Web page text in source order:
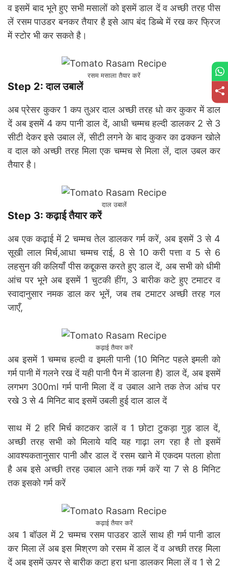
व इसमें बाद भूने हुए सभी मसालों को इसमें डाल दें व अच्छी तरह पीस
लें रसम पाउडर बनकर तैयार है इसे आप बंद डिब्बे में रख कर फ्रिज
में स्टोर भी कर सकते है।
रसम मसाला तैयार करें
Step 2: दाल उबालें
अब प्रेसर कुकर 1 कप तुअर दाल अच्छी तरह धो कर कुकर में डाल
दें अब इसमें 4 कप पानी डाल दें, आधी चम्मच हल्दी डालकर 2 से 3
सीटी देकर इसे उबाल लें, सीटी लगने के बाद कुकर का ढक्कन खोले
व दाल को अच्छी तरह मिला एक चम्मच से मिला लें, दाल उबल कर
तैयार है।
दाल उबालें
Step 3: कढ़ाई तैयार करें
अब एक कढ़ाई में 2 चम्मच तेल डालकर गर्म करें, अब इसमें 3 से 4
सूखी लाल मिर्च,आधा चम्मच राई, 8 से 10 करी पत्ता व 5 से 6
लहसुन की कलियाँ पीस कद्दूकस करते हुए डाल दें, अब सभी को धीमी
आंच पर भूने अब इसमें 1 चुटकी हींग, 3 बारीक कटे हुए टमाटर व
स्वादानुसार नमक डाल कर भूनें, जब तब टमाटर अच्छी तरह गल
जाएँ,
कढ़ाई तैयार करें
अब इसमें 1 चम्मच हल्दी व इमली पानी (10 मिनिट पहले इमली को
गर्म पानी में गलने रख दें यही पानी पैन में डालना है) डाल दें, अब इसमें
लगभग 300ml गर्म पानी मिला दें व उबाल आने तक तेज आंच पर
रखे 3 से 4 मिनिट बाद इसमें उबली हुई दाल डाल दें
साथ में 2 हरि मिर्च काटकर डालें व 1 छोटा टुकड़ा गुड़ डाल दें,
अच्छी तरह सभी को मिलाये यदि यह गाढ़ा लग रहा है तो इसमें
आवश्यकतानुसार पानी और डाल दें रसम खाने में एकदम पतला होता
है अब इसे अच्छी तरह उबाल आने तक गर्म करें या 7 से 8 मिनिट
तक इसको गर्म करें
कढ़ाई तैयार करें
अब 1 बॉउल में 2 चम्मच रसम पाउडर डालें साथ ही गर्म पानी डाल
कर मिला लें अब इस मिश्रण को रसम में डाल दें व अच्छी तरह मिला
दें अब इसमें ऊपर से बारीक कटा हरा धना डालकर मिला लें व 1 से 2